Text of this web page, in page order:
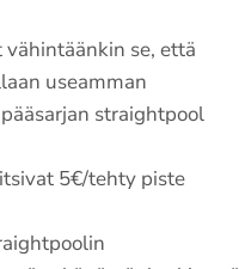
se, että
useamman
straightpool
5€/tehty piste